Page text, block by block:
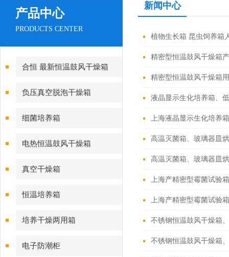
产品中心
PRODUCTS CENTER
合恒 最新恒温鼓风干燥箱
负压真空脱泡干燥箱
细菌培养箱
电热恒温鼓风干燥箱
真空干燥箱
恒温培养箱
培养干燥两用箱
电子防潮柜
新闻中心
植物生长箱 昆虫饲养箱
精密型恒温鼓风干燥箱
精密型恒温鼓风干燥箱
液晶显示生化培养箱、
上海液晶显示生化培养
高温灭菌箱、玻璃器皿
高温灭菌箱、玻璃器皿
上海产精密型霉菌试验
上海产精密型霉菌试验
不锈钢恒温鼓风干燥箱
不锈钢恒温鼓风干燥箱